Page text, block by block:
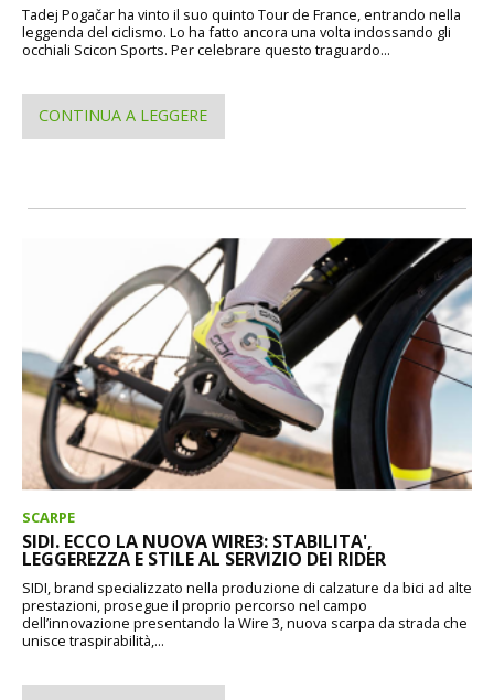
Tadej Pogačar ha vinto il suo quinto Tour de France, entrando nella
leggenda del ciclismo. Lo ha fatto ancora una volta indossando gli
occhiali Scicon Sports. Per celebrare questo traguardo...
CONTINUA A LEGGERE
SCARPE
SIDI. ECCO LA NUOVA WIRE3: STABILITA',
LEGGEREZZA E STILE AL SERVIZIO DEI RIDER
SIDI, brand specializzato nella produzione di calzature da bici ad alte
prestazioni, prosegue il proprio percorso nel campo
dell’innovazione presentando la Wire 3, nuova scarpa da strada che
unisce traspirabilità,...